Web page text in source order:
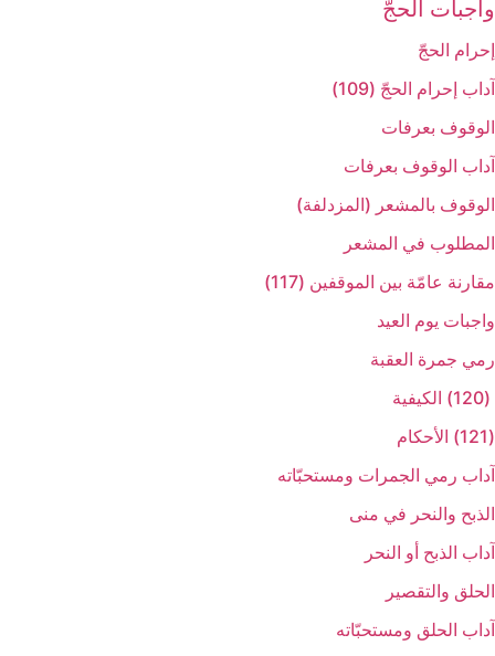
واجبات الحجّ‏
إحرام الحجّ‏
آداب إحرام الحجّ (109)
الوقوف بعرفات‏
آداب الوقوف بعرفات‏
الوقوف بالمشعر (المزدلفة)
المطلوب في المشعر
مقارنة عامّة بين الموقفين (117)
واجبات يوم العيد
رمي جمرة العقبة
(120) الكيفية
(121) الأحكام
آداب رمي الجمرات ومستحبّاته‏
الذبح والنحر في منى‏
آداب الذبح أو النحر
الحلق والتقصير
آداب الحلق ومستحبّاته‏